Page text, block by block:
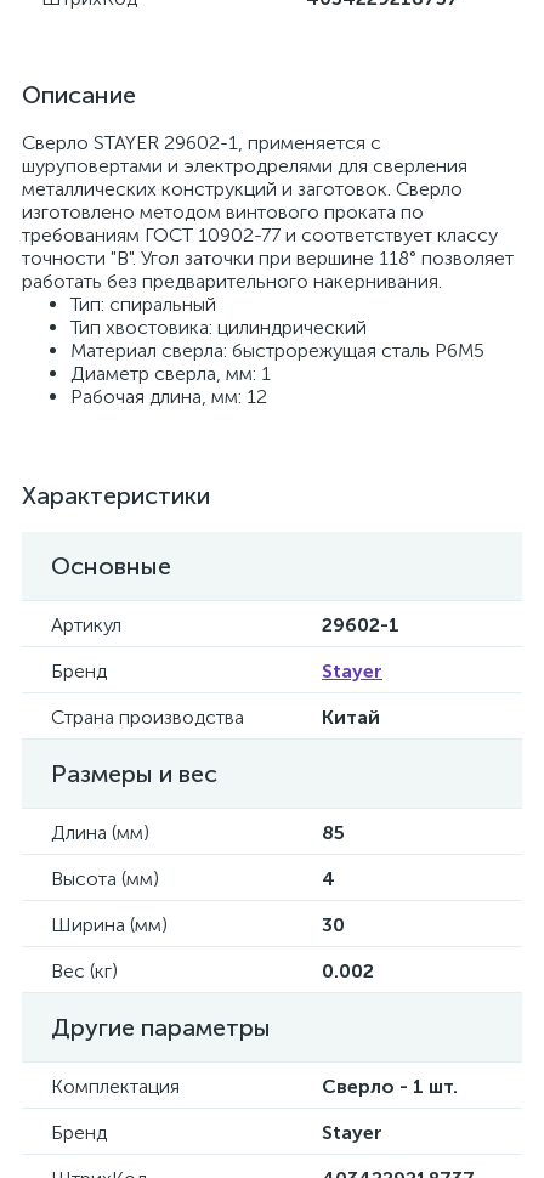
Описание
Сверло STAYER 29602-1, применяется с
шуруповертами и электродрелями для сверления
металлических конструкций и заготовок. Сверло
изготовлено методом винтового проката по
требованиям ГОСТ 10902-77 и соответствует классу
точности "В". Угол заточки при вершине 118° позволяет
работать без предварительного накернивания.
Тип: спиральный
Тип хвостовика: цилиндрический
Материал сверла: быстрорежущая сталь Р6М5
Диаметр сверла, мм: 1
Рабочая длина, мм: 12
Характеристики
Основные
Артикул
29602-1
Бренд
Stayer
Страна производства
Китай
Размеры и вес
Длина (мм)
85
Высота (мм)
4
Ширина (мм)
30
Вес (кг)
0.002
Другие параметры
Комплектация
Сверло - 1 шт.
Бренд
Stayer